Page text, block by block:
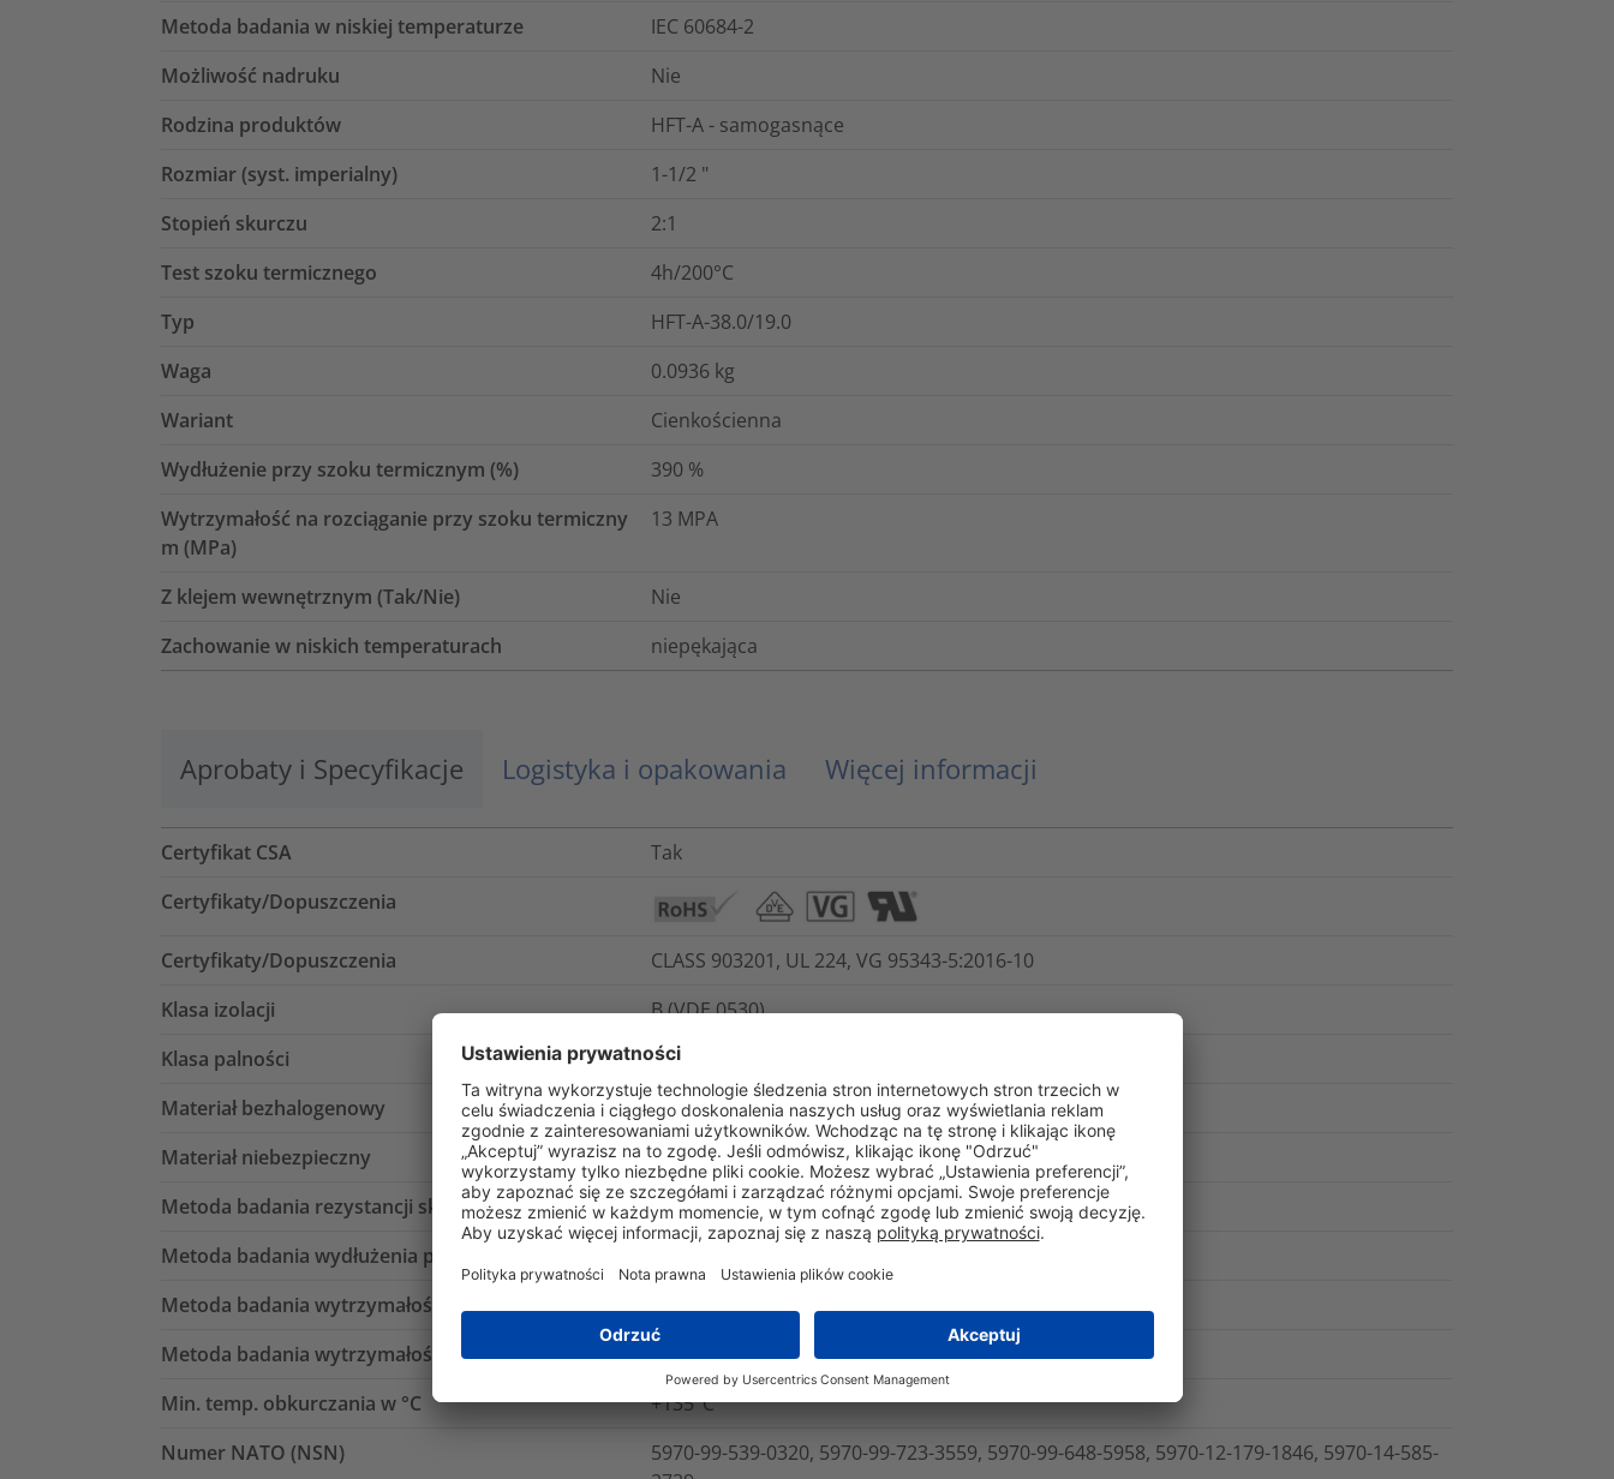
Metoda badania w niskiej temperaturze
IEC 60684-2
Możliwość nadruku
Nie
Rodzina produktów
HFT-A - samogasnące
Rozmiar (syst. imperialny)
1-1/2 "
Stopień skurczu
2:1
Test szoku termicznego
4h/200°C
Typ
HFT-A-38.0/19.0
Waga
0.0936 kg
Wariant
Cienkościenna
Wydłużenie przy szoku termicznym (%)
390 %
Wytrzymałość na rozciąganie przy szoku termiczny
m (MPa)
13 MPA
Z klejem wewnętrznym (Tak/Nie)
Nie
Zachowanie w niskich temperaturach
niepękająca
Aprobaty i Specyfikacje Logistyka i opakowania Więcej informacji
Certyfikat CSA
Tak
Certyfikaty/Dopuszczenia
Certyfikaty/Dopuszczenia
CLASS 903201, UL 224, VG 95343-5:2016-10
Klasa izolacji
B (VDE 0530)
Klasa palności
UL 224 VW1
Materiał bezhalogenowy
Nie
Materiał niebezpieczny
Nie
Metoda badania rezystancji skrośnej
IEC 60684-2
Metoda badania wydłużenia przy zerwaniu
Metoda badania wytrzymałości dielektrycznej
IEC 60684-2
Metoda badania wytrzymałości na rozciąganie
IEC 60684-2
Min. temp. obkurczania w °C
+135°C
Numer NATO (NSN)
5970-99-539-0320, 5970-99-723-3559, 5970-99-648-5958, 5970-12-179-1846, 5970-14-585-